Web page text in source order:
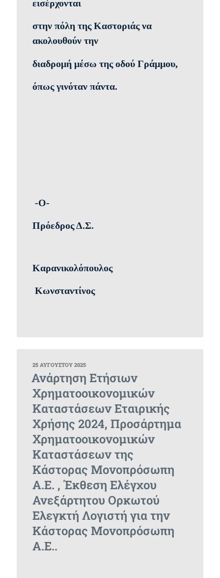
εισέρχονται
στην πόλη της Καστοριάς να
ακολουθούν την
διαδρομήμέσω της οδού Γράμμου,
όπως γινόταν πάντα.
-Ο-
Πρόεδρος Δ.Σ.
Καρανικολόπουλος
Κωνσταντίνος
ΔΗΜΟΣΙΕΎΤΗΚΕ
ΣΤΙΣ
25 ΑΥΓΟΎΣΤΟΥ 2025
Ανάρτηση Ετήσιων
Χρηματοοικονομικών
Καταστάσεων Εταιρικής
Χρήσης 2024, Προσάρτημα
Χρηματοοικονομικών
Καταστάσεων της
Κάστορας Μονοπρόσωπη
Α.Ε. , Έκθεση Ελέγχου
Ανεξάρτητου Ορκωτού
Ελεγκτή Λογιστή για την
Κάστορας Μονοπρόσωπη
Α.Ε..